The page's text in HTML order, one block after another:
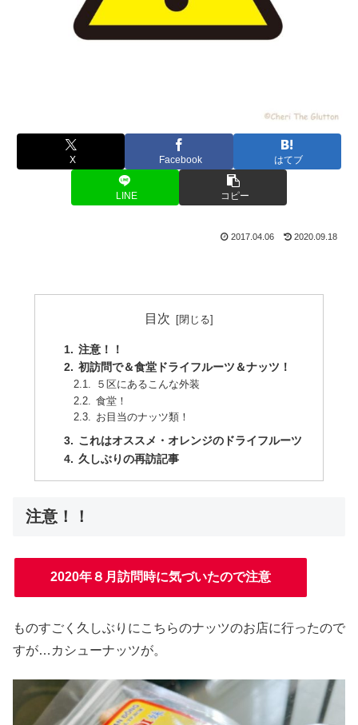
X Facebook はてブ
LINE コピー
2017.04.06 2020.09.18
目次
注意！！
初訪問で＆食堂ドライフルーツ＆ナッツ！
５区にあるこんな外装
食堂！
お目当のナッツ類！
これはオススメ・オレンジのドライフルーツ
久しぶりの再訪記事
注意！！
2020年８月訪問時に気づいたので注意
ものすごく久しぶりにこちらのナッツのお店に行ったので
すが…カシューナッツが。